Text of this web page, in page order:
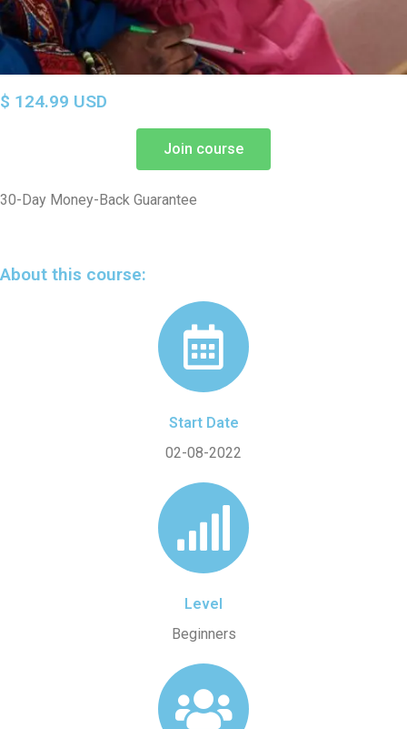
$ 124.99 USD
Join course
30-Day Money-Back Guarantee
About this course:
Start Date
02-08-2022
Level
Beginners